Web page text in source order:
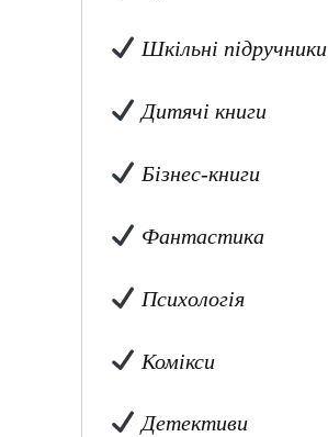
Шкільні підручники
Дитячі книги
Бізнес-книги
Фантастика
Психологія
Комікси
Детективи